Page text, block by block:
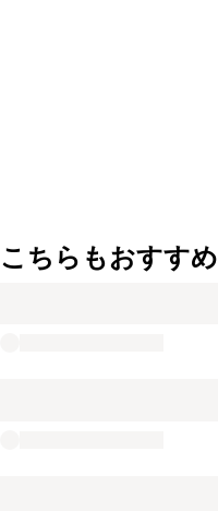
こちらもおすすめ